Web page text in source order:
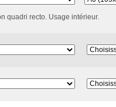
quadri recto. Usage intérieur.